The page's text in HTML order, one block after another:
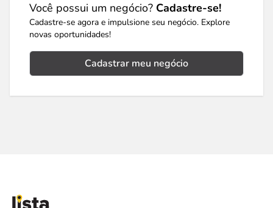
Você possui um negócio? Cadastre-se!
Cadastre-se agora e impulsione seu negócio. Explore
novas oportunidades!
Cadastrar meu negócio